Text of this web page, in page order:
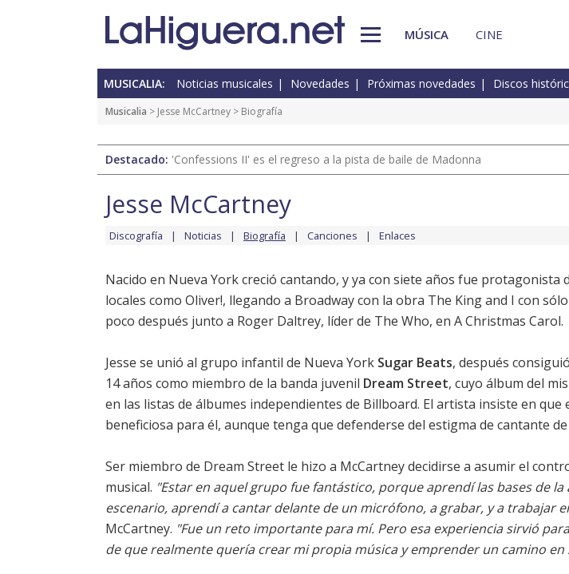
MÚSICA CINE
MUSICALIA: Noticias musicales Novedades Próximas novedades Discos
Musicalia > Jesse McCartney > Biografía
Destacado: 'Confessions II' es el regreso a la pista de baile de Madonna
Jesse McCartney
Discografía Noticias Biografía Canciones Enlaces
Nacido en Nueva York creció cantando, y ya con siete años fue protagonista
locales como Oliver!, llegando a Broadway con la obra The King and I con
poco después junto a Roger Daltrey, líder de The Who, en A Christmas Carol.
Jesse se unió al grupo infantil de Nueva York Sugar Beats, después
14 años como miembro de la banda juvenil Dream Street, cuyo álbum del
en las listas de álbumes independientes de Billboard. El artista insiste en que
beneficiosa para él, aunque tenga que defenderse del estigma de cantante
Ser miembro de Dream Street le hizo a McCartney decidirse a asumir el
musical. "Estar en aquel grupo fue fantástico, porque aprendí las bases de la
escenario, aprendí a cantar delante de un micrófono, a grabar, y a trabajar
McCartney. "Fue un reto importante para mí. Pero esa experiencia sirvió
de que realmente quería crear mi propia música y emprender un camino en